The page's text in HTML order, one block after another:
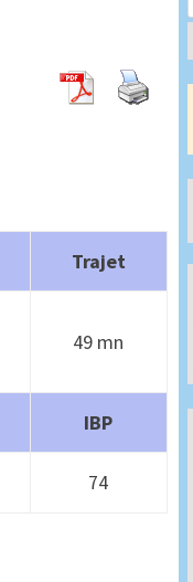
Trajet
49 mn
IBP
74